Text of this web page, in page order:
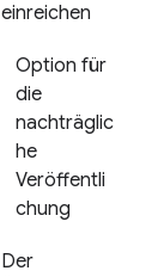
einreichen
Option für
die
nachträglic
he
Veröffentli
chung
Der